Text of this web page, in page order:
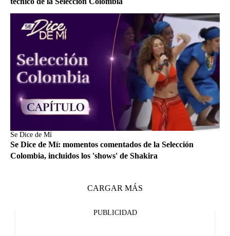
Se Dice de Mí
Se Dice de Mí: momentos comentados de la Selección
Colombia, incluidos los 'shows' de Shakira
CARGAR MÁS
PUBLICIDAD